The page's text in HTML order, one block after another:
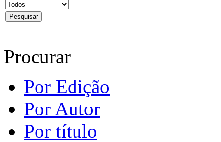
Procurar
Por Edição
Por Autor
Por título